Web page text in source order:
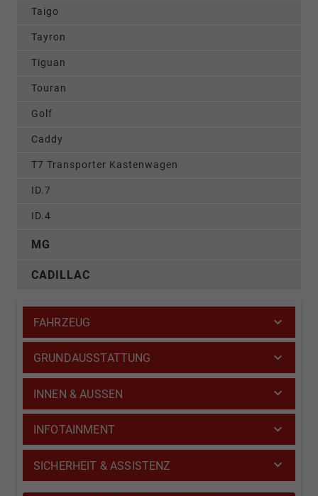
Taigo
Tayron
Tiguan
Touran
Golf
Caddy
T7 Transporter Kastenwagen
ID.7
ID.4
MG
CADILLAC
FAHRZEUG
GRUNDAUSSTATTUNG
INNEN & AUSSEN
INFOTAINMENT
SICHERHEIT & ASSISTENZ